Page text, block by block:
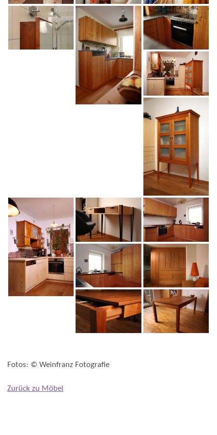
Fotos: © Weinfranz Fotografie
Zurück zu Möbel